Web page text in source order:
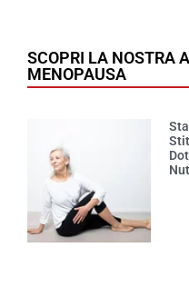
SCOPRI LA NOSTRA
MENOPAUSA